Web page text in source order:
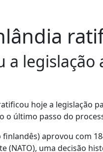
legislação
hoje a legislação
último passo do
aprovou com
(NATO), uma decisão